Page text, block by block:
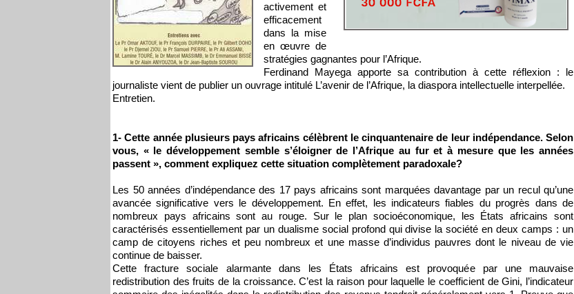
activement et
efficacement
dans la mise
en œuvre de
stratégies gagnantes pour l’Afrique.
Ferdinand Mayega apporte sa contribution à cette réflexion : le
journaliste vient de publier un ouvrage intitulé L’avenir de l’Afrique, la diaspora intellectuelle interpellée.
Entretien.
1- Cette année plusieurs pays africains célèbrent le cinquantenaire de leur indépendance. Selon
vous, « le développement semble s’éloigner de l’Afrique au fur et à mesure que les années
passent », comment expliquez cette situation complètement paradoxale?
Les 50 années d’indépendance des 17 pays africains sont marquées davantage par un recul qu’une
avancée significative vers le développement. En effet, les indicateurs fiables du progrès dans de
nombreux pays africains sont au rouge. Sur le plan socioéconomique, les États africains sont
caractérisés essentiellement par un dualisme social profond qui divise la société en deux camps : un
camp de citoyens riches et peu nombreux et une masse d’individus pauvres dont le niveau de vie
continue de baisser.
Cette fracture sociale alarmante dans les États africains est provoquée par une mauvaise
redistribution des fruits de la croissance. C’est la raison pour laquelle le coefficient de Gini, l’indicateur